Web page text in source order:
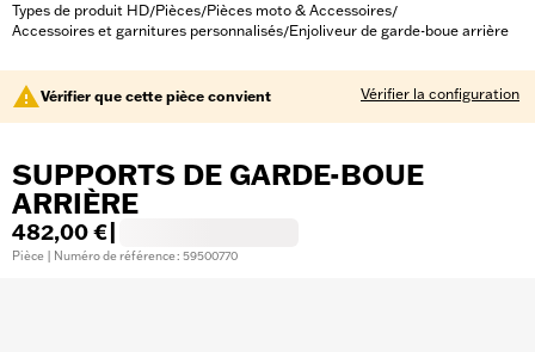
Types de produit HD/Pièces/Pièces moto & Accessoires/
Accessoires et garnitures personnalisés/Enjoliveur de garde-boue arrière
Vérifier que cette pièce convient Vérifier la configuration
SUPPORTS DE GARDE-BOUE
ARRIÈRE
482,00 €
Pièce | Numéro de référence : 59500770